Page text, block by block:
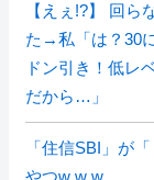
【えぇ!?】 回ら
た→私「は？30
ドン引き！低レ
だから…」
「住信SBI」が
やつw w w